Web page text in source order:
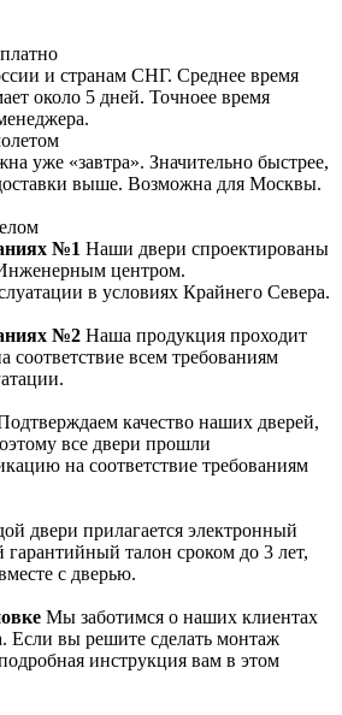
и странам СНГ. Среднее время
около 5 дней. Точноее время
уже «завтра». Значительно быстрее,
выше. Возможна для Москвы.
№1 Наши двери спроектированы
центром.
в условиях Крайнего Севера.
№2 Наша продукция проходит
соответствие всем требованиям
качество наших дверей,
все двери прошли
на соответствие требованиям
двери прилагается электронный
талон сроком до 3 лет,
с дверью.
Мы заботимся о наших клиентах
Если вы решите сделать монтаж
инструкция вам в этом